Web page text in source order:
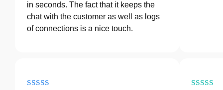
in seconds. The fact that it keeps the
chat with the customer as well as logs
of connections is a nice touch.